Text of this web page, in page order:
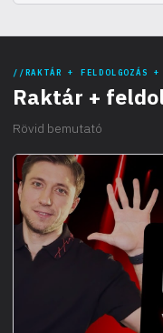
RAKTÁR + FELDOLGOZÁS
Raktár +
Rövid bemutató